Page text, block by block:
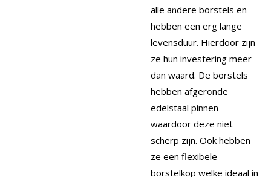
alle andere borstels en
hebben een erg lange
levensduur. Hierdoor zijn
ze hun investering meer
dan waard. De borstels
hebben afgeronde
edelstaal pinnen
waardoor deze niet
scherp zijn. Ook hebben
ze een flexibele
borstelkop welke ideaal in